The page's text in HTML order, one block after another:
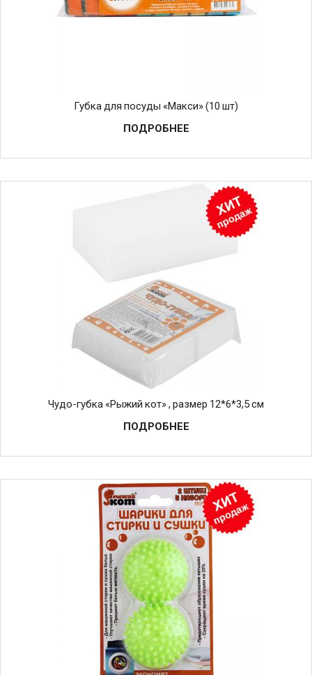
Губка для посуды «Макси» (10 шт)
ПОДРОБНЕЕ
Чудо-губка «Рыжий кот» , размер 12*6*3,5 см
ПОДРОБНЕЕ